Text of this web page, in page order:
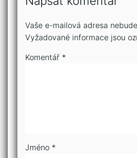
Vaše e-mailová adresa
Vyžadované informace jsou
Komentář *
Jméno *